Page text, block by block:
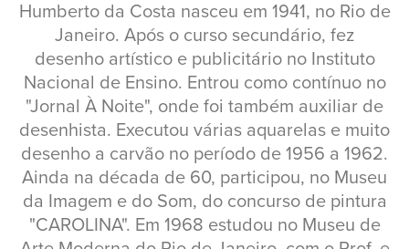
Humberto da Costa nasceu em 1941, no Rio de
Janeiro. Após o curso secundário, fez
desenho artístico e publicitário no Instituto
Nacional de Ensino. Entrou como contínuo no
"Jornal À Noite", onde foi também auxiliar de
desenhista. Executou várias aquarelas e muito
desenho a carvão no período de 1956 a 1962.
Ainda na década de 60, participou, no Museu
da Imagem e do Som, do concurso de pintura
"CAROLINA". Em 1968 estudou no Museu de